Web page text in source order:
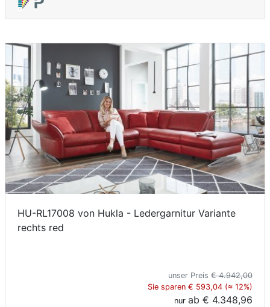
HU-RL17008 von Hukla - Ledergarnitur Variante
rechts red
unser Preis € 4.942,00
Sie sparen € 593,04 (≈ 12%)
nur ab € 4.348,96